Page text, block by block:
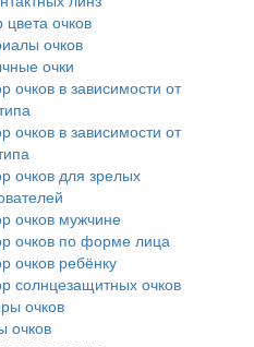
очков
очков
очки
очков в зависимости от
очков в зависимости от
очков для зрелых
очков мужчине
очков по форме лица
очков ребёнку
солнцезащитных очков
очков
очков